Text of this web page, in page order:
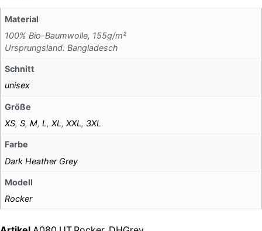
Material
100% Bio-Baumwolle, 155g/m²
Ursprungsland: Bangladesch
Schnitt
unisex
Größe
XS,S,M,L,XL,XXL, 3XL
Farbe
Dark Heather Grey
Modell
Rocker